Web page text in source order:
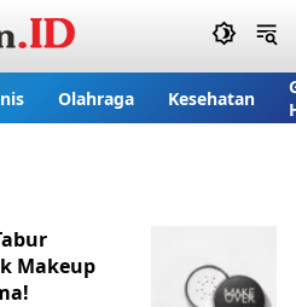
Olahraga Kesehatan
Makeup